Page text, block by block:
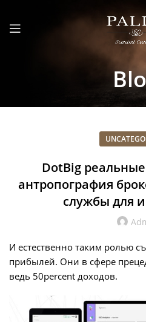
DotBig реальные
антропография
службы для
И естественно таким ролью
прибылей. Они в сфере
ведь 50percent доходов.